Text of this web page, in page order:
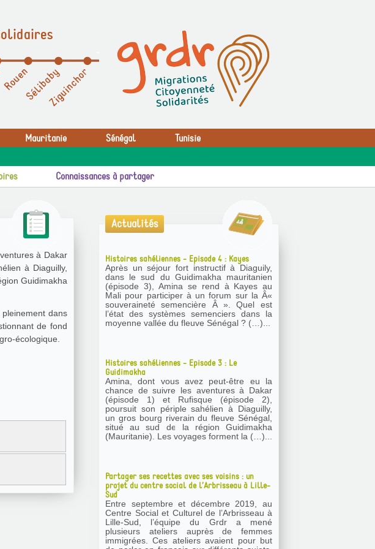
Mauritanie Sénégal Tunisie
Connaissances à partager
à Dakar
à Diaguilly,
Guidimakha
dans
de fond
écologique.
Actualités
Histoires sahéliennes - Episode 4 : Kayes
Après un séjour fort instructif à Diaguily,
dans le sud du Guidimakha mauritanien
(épisode 3), Amina se rend à Kayes au
Mali pour participer à un forum sur la Â«
souveraineté semencière Â ». Quel est
l’état des systèmes semenciers dans la
moyenne vallée du fleuve Sénégal ? (…)...
Histoires sahéliennes - Episode 3 : Le
Guidimakha
Amina, dont vous avez peut-être eu la
chance de suivre les aventures à Dakar
(épisode 1) et Rufisque (épisode 2),
poursuit son périple sahélien à Diaguilly,
un gros bourg riverain du fleuve Sénégal,
situé au sud de la région Guidimakha
(Mauritanie). Les voyages forment la (…)...
Partager ses recettes avec ses voisins : un
projet du centre social de l’Arbrisseau à Lille-
Sud
Entre septembre et décembre 2019, au
Centre Social et Culturel de l’Arbrisseau à
Lille-Sud, l’équipe du Grdr a mené
plusieurs ateliers auprès de femmes
immigrées. Ces ateliers avaient pour but